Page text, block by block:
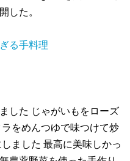
した。
る手料理
した じゃがいもをローズ
をめんつゆで味つけて炒
ました 最高に美味しかっ